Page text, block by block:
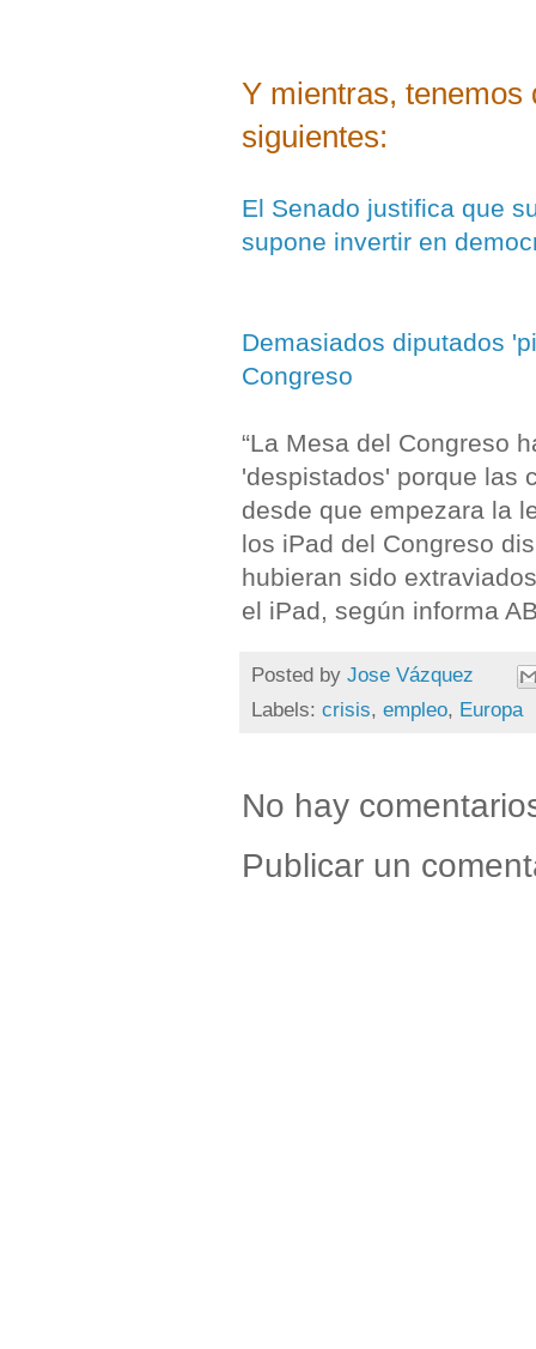
Y mientras, tenemos
siguientes:
El Senado justifica que
supone invertir en
Demasiados diputados
Congreso
“La Mesa del Congreso
'despistados' porque las
desde que empezara la
los iPad del Congreso
hubieran sido
el iPad, según informa
Posted by Jose Vázquez
Labels: crisis, empleo, Europa
No hay
Publicar un